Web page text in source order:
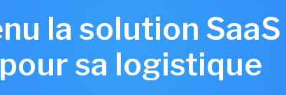
la solution
pour sa logistique